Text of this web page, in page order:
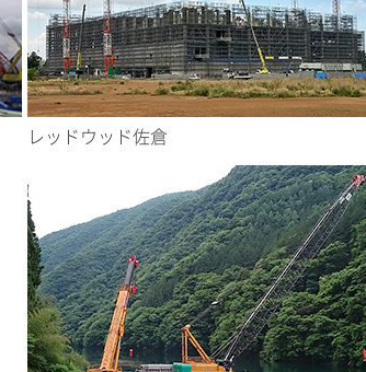
レッドウッド佐倉